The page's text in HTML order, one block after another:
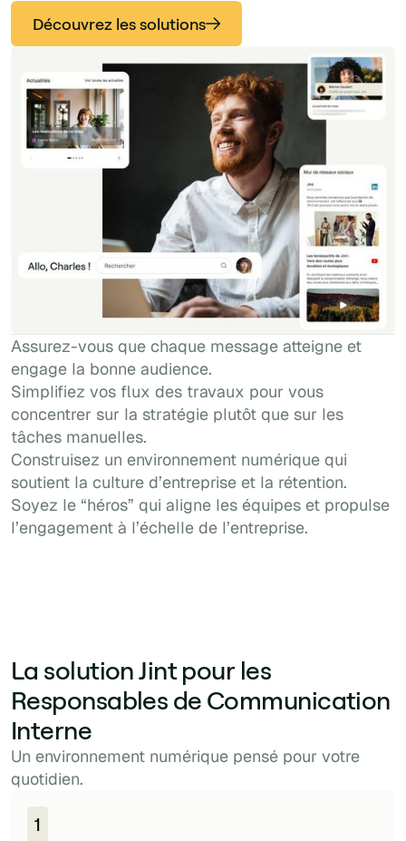
Découvrez les solutions
Assurez-vous que chaque message atteigne et
engage la bonne audience.
Simplifiez vos flux des travaux pour vous
concentrer sur la stratégie plutôt que sur les
tâches manuelles.
Construisez un environnement numérique qui
soutient la culture d’entreprise et la rétention.
Soyez le “héros” qui aligne les équipes et propulse
l’engagement à l’échelle de l’entreprise.
La solution Jint pour les
Responsables de Communication
Interne
Un environnement numérique pensé pour votre
quotidien.
1